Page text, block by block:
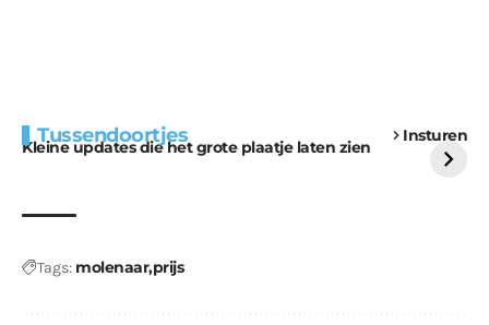
Tussendoortjes Insturen
Kleine updates die het grote plaatje laten zien
voor kabouters
uitdaging
Tags: molenaarprijs